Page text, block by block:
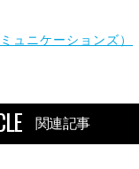
ュニケーションズ）
関連記事